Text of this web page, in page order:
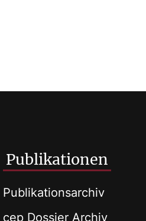
Publikationen
Publikationsarchiv
cep Dossier Archiv